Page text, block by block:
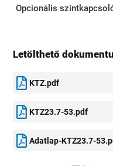
Opcionális
Letölthető
KTZ.pdf
KTZ23.7-53.pdf
Adatlap-KTZ23.7-